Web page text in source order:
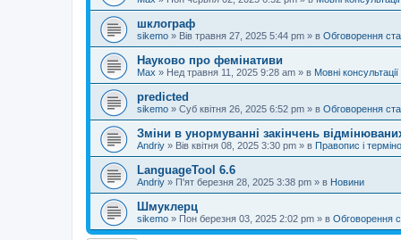
шклограф
sikemo » Вів травня 27, 2025 5:44 pm » в Обговорення
Науково про фемінативи
Max » Нед травня 11, 2025 9:28 am » в Мовні консультації
predicted
sikemo » Суб квітня 26, 2025 6:52 pm » в Обговорення
Зміни в унормуванні закінчень
Andriy » Вів квітня 08, 2025 3:30 pm » в Правопис і
LanguageTool 6.6
Andriy » П'ят березня 28, 2025 3:38 pm » в Новини
Шмуклерц
sikemo » Пон березня 03, 2025 2:02 pm » в Обговорення